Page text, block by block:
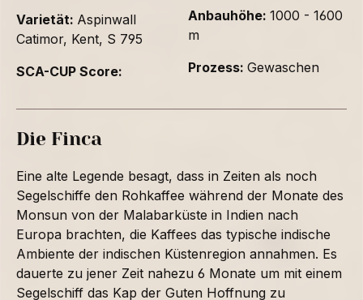
Varietät: Aspinwall
Catimor, Kent, S 795
SCA-CUP Score:
Anbauhöhe: 1000 - 1600
m
Prozess: Gewaschen
Die Finca
Eine alte Legende besagt, dass in Zeiten als noch
Segelschiffe den Rohkaffee während der Monate des
Monsun von der Malabarküste in Indien nach
Europa brachten, die Kaffees das typische indische
Ambiente der indischen Küstenregion annahmen. Es
dauerte zu jener Zeit nahezu 6 Monate um mit einem
Segelschiff das Kap der Guten Hoffnung zu